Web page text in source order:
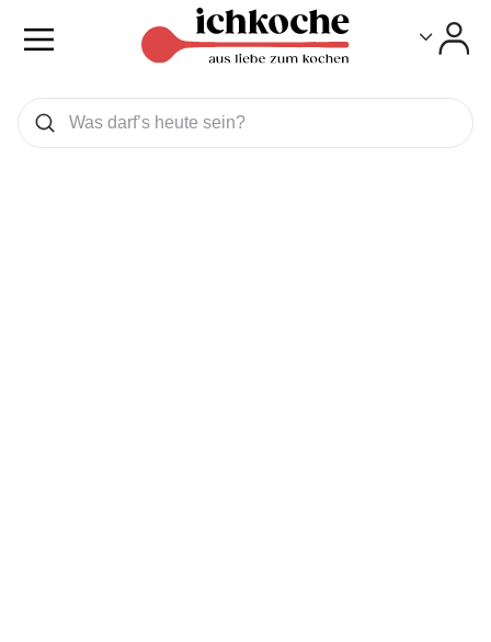
Was wollen Sie suchen
Suchen